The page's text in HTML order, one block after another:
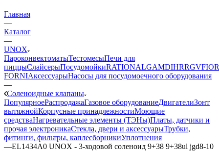
Главная
—
Каталог
—
UNOX
ПароконвектоматыТестомесыПечи для
пиццыСлайсерыПосудомойкиRATIONALGAMDIHRRGV
FORNIАксессуарыНасосы для посудомоечного оборудования
—
Соленоидные клапаны
ПопулярноеРаспродажаГазовое оборудованиеДвигателиЗонт
вытяжнойКорпусные принадлежностиМоющие
средстваНагревательные элементы (ТЭНы)Платы, датчики и
прочая электроникаСтекла, двери и аксессуарыТрубки,
фитинги, фильтры, каплесборникиУплотнения
—EL1434A0 UNOX - 3-ходовой соленоид 9+38 9+38ul jgd8-10